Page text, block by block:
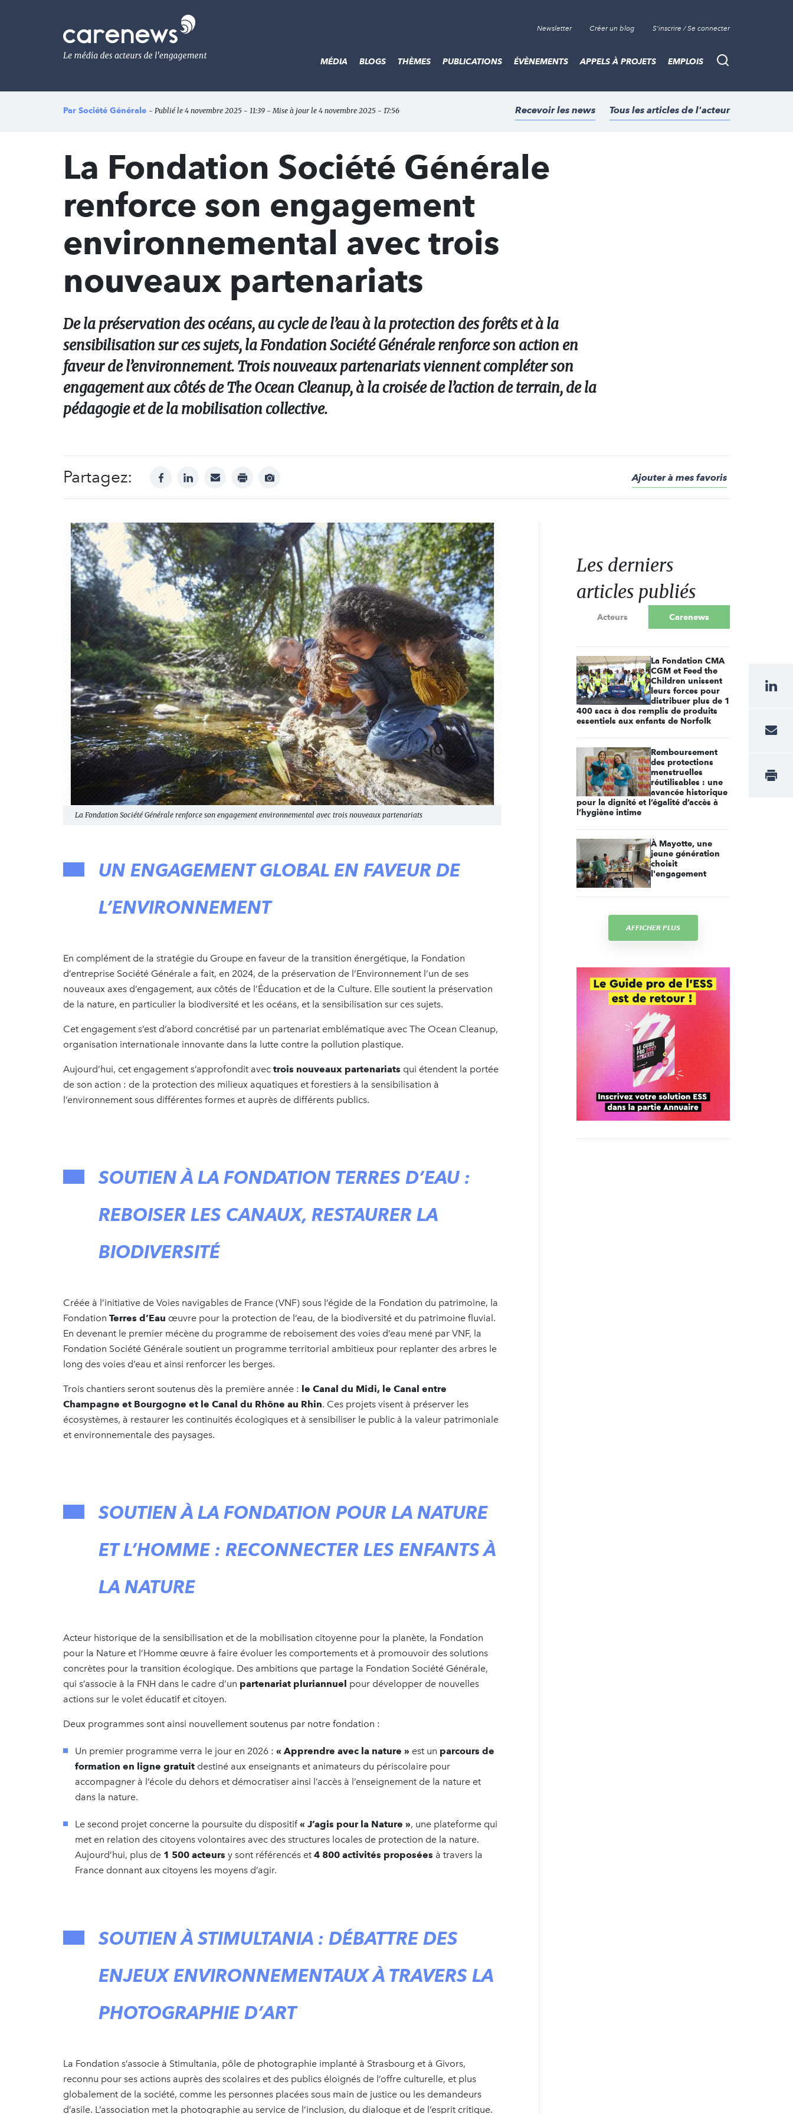
Le
média
de
l'engagement
Newsletter Créer un blog S'inscrire / Se connecter
Recherche
MÉDIA BLOGS THÈMES PUBLICATIONS ÉVÈNEMENTS APPELS À PROJETS EMPLOIS
Par Société Générale - Publié le 4 novembre 2025 - 11:39 - Mise à jour le 4 novembre 2025 - 17:56 Recevoir les news Tous les articles de l'acteur
La Fondation Société Générale
renforce son engagement
environnemental avec trois
nouveaux partenariats
De la préservation des océans, au cycle de l’eau à la protection des forêts et à la
sensibilisation sur ces sujets, la Fondation Société Générale renforce son action en
faveur de l’environnement. Trois nouveaux partenariats viennent compléter son
engagement aux côtés de The Ocean Cleanup, à la croisée de l’action de terrain, de la
pédagogie et de la mobilisation collective.
Partagez: facebooklinkedinmail print
Afficher
Ajouter à mes favoris
La Fondation Société Générale renforce son engagement environnemental avec trois nouveaux partenariats
UN ENGAGEMENT GLOBAL EN FAVEUR DE
L’ENVIRONNEMENT
En complément de la stratégie du Groupe en faveur de la transition énergétique, la Fondation
d’entreprise Société Générale a fait, en 2024, de la préservation de l’Environnement l’un de ses
nouveaux axes d’engagement, aux côtés de l’Éducation et de la Culture. Elle soutient la préservation
de la nature, en particulier la biodiversité et les océans, et la sensibilisation sur ces sujets.
Cet engagement s’est d’abord concrétisé par un partenariat emblématique avec The Ocean Cleanup,
organisation internationale innovante dans la lutte contre la pollution plastique.
Aujourd’hui, cet engagement s’approfondit avec trois nouveaux partenariats qui étendent la portée
de son action : de la protection des milieux aquatiques et forestiers à la sensibilisation à
l’environnement sous différentes formes et auprès de différents publics.
SOUTIEN À LA FONDATION TERRES D’EAU :
REBOISER LES CANAUX, RESTAURER LA
BIODIVERSITÉ
Créée à l’initiative de Voies navigables de France (VNF) sous l’égide de la Fondation du patrimoine, la
Fondation Terres d’Eau œuvre pour la protection de l’eau, de la biodiversité et du patrimoine fluvial.
En devenant le premier mécène du programme de reboisement des voies d’eau mené par VNF, la
Fondation Société Générale soutient un programme territorial ambitieux pour replanter des arbres le
long des voies d’eau et ainsi renforcer les berges.
Trois chantiers seront soutenus dès la première année : le Canal du Midi, le Canal entre
Champagne et Bourgogne et le Canal du Rhône au Rhin. Ces projets visent à préserver les
écosystèmes, à restaurer les continuités écologiques et à sensibiliser le public à la valeur patrimoniale
et environnementale des paysages.
SOUTIEN À LA FONDATION POUR LA NATURE
ET L’HOMME : RECONNECTER LES ENFANTS À
LA NATURE
Acteur historique de la sensibilisation et de la mobilisation citoyenne pour la planète, la Fondation
pour la Nature et l’Homme œuvre à faire évoluer les comportements et à promouvoir des solutions
concrètes pour la transition écologique. Des ambitions que partage la Fondation Société Générale,
qui s’associe à la FNH dans le cadre d’un partenariat pluriannuel pour développer de nouvelles
actions sur le volet éducatif et citoyen.
Deux programmes sont ainsi nouvellement soutenus par notre fondation :
Un premier programme verra le jour en 2026 : « Apprendre avec la nature » est un parcours de
formation en ligne gratuit destiné aux enseignants et animateurs du périscolaire pour
accompagner à l’école du dehors et démocratiser ainsi l’accès à l’enseignement de la nature et
dans la nature.
Le second projet concerne la poursuite du dispositif« J’agis pour la Nature », une plateforme qui
met en relation des citoyens volontaires avec des structures locales de protection de la nature.
Aujourd’hui, plus de 1 500 acteurs y sont référencés et 4 800 activités proposées à travers la
France donnant aux citoyens les moyens d’agir.
SOUTIEN À STIMULTANIA : DÉBATTRE DES
ENJEUX ENVIRONNEMENTAUX À TRAVERS LA
PHOTOGRAPHIE D’ART
La Fondation s’associe à Stimultania, pôle de photographie implanté à Strasbourg et à Givors,
reconnu pour ses actions auprès des scolaires et des publics éloignés de l’offre culturelle, et plus
globalement de la société, comme les personnes placées sous main de justice ou les demandeurs
d’asile. L’association met la photographie au service de l’inclusion, du dialogue et de l’esprit critique.
Les derniers
articles publiés
Acteurs Carenews
La Fondation CMA
CGM et Feed the
Children unissent
leurs forces pour
distribuer plus de 1
400 sacs à dos remplis de produits
essentiels aux enfants de Norfolk
Remboursement
des protections
menstruelles
réutilisables : une
avancée historique
pour la dignité et l’égalité d’accès à
l’hygiène intime
À Mayotte, une
jeune génération
choisit
l'engagement
AFFICHER PLUS